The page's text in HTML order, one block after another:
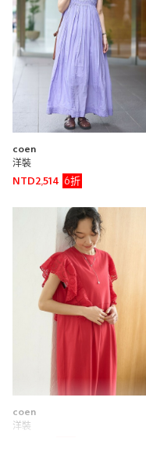
coen
洋裝
NTD2,514
6折
coen
洋裝